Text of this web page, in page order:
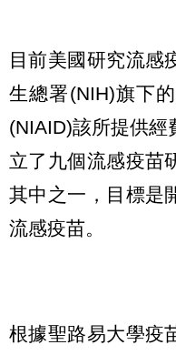
目前美國研究流感
生總署(NIH)旗下
(NIAID)該所提供經
立了九個流感疫苗
其中之一，目標是
流感疫苗。
根據聖路易大學疫